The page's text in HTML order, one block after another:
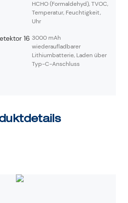
HCHO (Formaldehyd), TVOC,
Temperatur, Feuchtigkeit,
Uhr
3000 mAh
wiederaufladbarer
Lithiumbatterie, Laden über
Typ-C-Anschluss